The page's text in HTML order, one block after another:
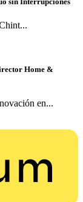
Home &
en...